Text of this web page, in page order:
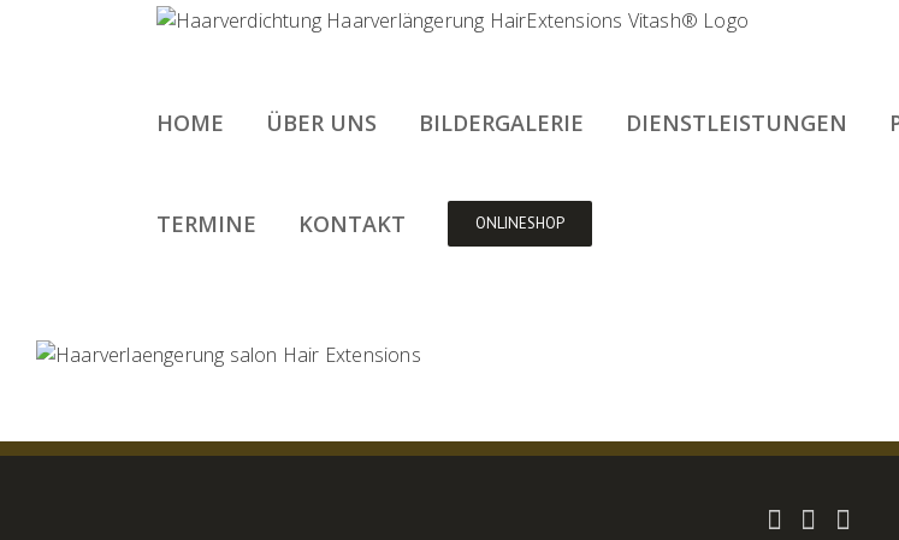
HOME ÜBER UNS BILDERGALERIE DIENSTLEISTUNGEN
TERMINE KONTAKT ONLINESHOP